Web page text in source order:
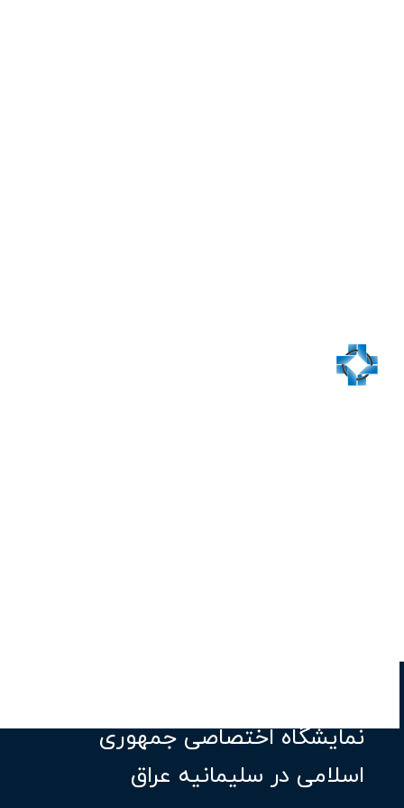
نمایشگاه اختصاصی جمهوری
اسلامی در سلیمانیه عراق